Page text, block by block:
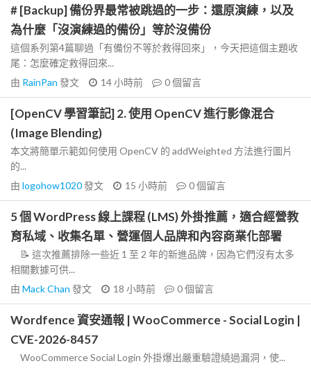
# [Backup] 備份界最常被跳過的一步：還原演練，以及
為什麼「沒演練過的備份」等於沒備份
這個系列第4篇聊過「有備份不等於救得回來」，今天把這個主題收
尾：怎麼確定救得回來...
由 RainPan 發文 14 小時前 0個留言
[OpenCV 學習筆記] 2. 使用 OpenCV 進行影像混合
(Image Blending)
本文將簡單示範如何使用 OpenCV 的 addWeighted 方法進行圖片
的...
由 logohow1020發文 15 小時前 0個留言
5 個 WordPress 線上課程 (LMS) 外掛推薦，適合經營教
育私域、收集名單、營運個人品牌和內容商業化部署
📝 這次推薦排除一些近 1 至 2 年的新進品牌，因為它們沒有太多
相關數據可供...
由 Mack Chan 發文 18 小時前 0個留言
Wordfence 資安通報 | WooCommerce - Social Login |
CVE-2026-8457
WooCommerce Social Login 外掛爆出嚴重驗證繞過漏洞，使...